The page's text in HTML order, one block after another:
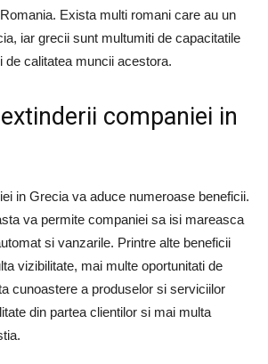
Exista multi romani care au un
iar grecii sunt multumiti de capacitatile
de calitatea muncii acestora.
companiei in
in Grecia va aduce numeroase beneficii.
va permite companiei sa isi mareasca
si vanzarile. Printre alte beneficii
vizibilitate, mai multe oportunitati de
cunoastere a produselor si serviciilor
din partea clientilor si mai multa